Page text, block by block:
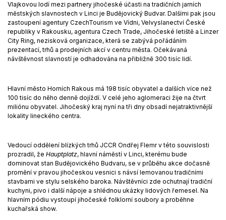
Vlajkovou lodí mezi partnery jihočeské účasti na tradičních jarních
městských slavnostech v Linci je Budějovický Budvar. Dalšími pak jsou
zastoupení agentury CzechTourism ve Vídni, Velvyslanectví České
republiky v Rakousku, agentura Czech Trade, Jihočeské letiště a Linzer
City Ring, nezisková organizace, která se zabývá pořádáním
prezentací, trhů a prodejních akcí v centru města. Očekávaná
návštěvnost slavností je odhadována na přibližně 300 tisíc lidí.
Hlavní město Horních Rakous má 198 tisíc obyvatel a dalších více než
100 tisíc do něho denně dojíždí. V celé jeho aglomeraci žije na čtvrt
miliónu obyvatel. Jihočeský kraj nyní na tři dny obsadí nejatraktivnější
lokality lineckého centra.
Vedoucí oddělení blízkých trhů JCCR Ondřej Flemr v této souvislosti
prozradil, že Hauptplatz, hlavní náměstí v Linci, kterému bude
dominovat stan Budějovického Budvaru, se v průběhu akce dočasně
promění v pravou jihočeskou vesnici s návsí lemovanou tradičními
stavbami ve stylu selského baroka. Návštěvníci zde ochutnají tradiční
kuchyni, pivo i další nápoje a shlédnou ukázky lidových řemesel. Na
hlavním pódiu vystoupí jihočeské folklorní soubory a proběhne
kuchařská show.